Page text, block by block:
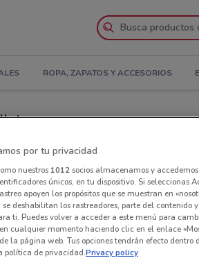
ROPA, ZAPATOS Y ACCESORIOS
Fresko cerca de ti
por tu privacidad
nuestros 1012socios almacenamos y
únicos, en tu dispositivo. Si seleccionas
apoyen los propósitos que se muestran en
se deshabilitan los rastreadores, parte del contenido
ti. Puedes volver a acceder a este menú para
cualquier momento haciendo clic en el enlace
la página web. Tus opciones tendrán efecto dentro
política de privacidad.Privacy policy